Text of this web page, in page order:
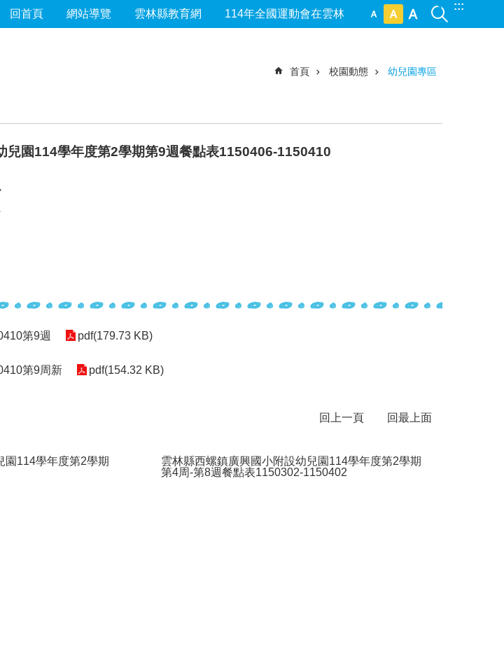
:::
回首頁 網站導覽 雲林縣教育網 114年全國運動會在雲林
首頁 校園動態 幼兒園專區
兒園114學年度第2學期第9週餐點表1150406-1150410
第9週 pdf(179.73 KB)
第9周新 pdf(154.32 KB)
回上一頁 回最上面
園114學年度第2學期
雲林縣西螺鎮廣興國小附設幼兒園114學年度第2學期
第4周-第8週餐點表1150302-1150402